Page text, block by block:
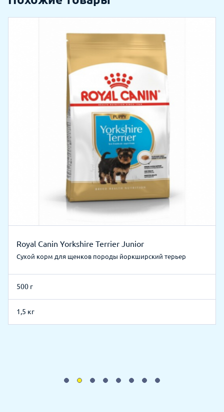
Royal Canin Yorkshire Terrier Junior
Сухой корм для щенков породы йоркширский терьер
500 г
1,5 кг